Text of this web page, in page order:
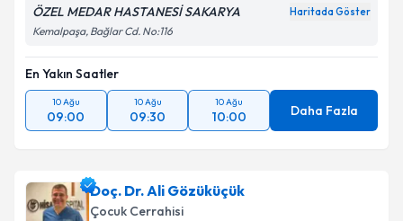
ÖZEL MEDAR HASTANESİ SAKARYA Haritada Göster
Kemalpaşa, Bağlar Cd. No:116
En Yakın Saatler
10 Ağu
09:00
10 Ağu
09:30
10 Ağu
10:00 Daha Fazla
Doç. Dr. Ali Gözüküçük
Çocuk Cerrahisi